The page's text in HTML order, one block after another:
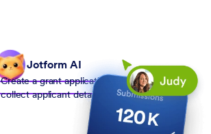
Jotform AI
Create a grant application form to
collect applicant details